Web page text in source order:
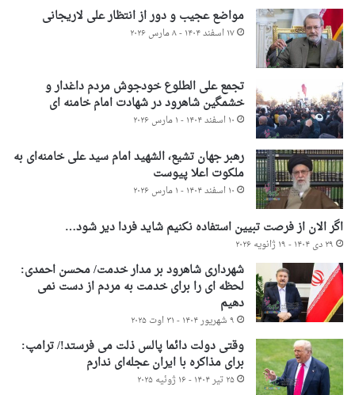
مواضع عجیب و دور از انتظار علی لاریجانی
۱۷ اسفند ۱۴۰۴ - ۸ مارس ۲۰۲۶
تجمع علی الطلوع خودجوش مردم داغدار و
خشمگین شاهرود در شهادت امام خامنه ای
۱۰ اسفند ۱۴۰۴ - ۱ مارس ۲۰۲۶
رهبر جهان تشیع، الشهید امام سید علی خامنه‌ای به
ملکوت اعلا پیوست
۱۰ اسفند ۱۴۰۴ - ۱ مارس ۲۰۲۶
اگر الان از فرصت تبیین استفاده نکنیم شاید فردا دیر شود…
۲۹ دی ۱۴۰۴ - ۱۹ ژانویه ۲۰۲۶
شهرداری شاهرود بر مدار خدمت/ محسن احمدی:
لحظه ای را برای خدمت به مردم از دست نمی
دهیم
۹ شهریور ۱۴۰۴ - ۳۱ اوت ۲۰۲۵
وقتی دولت دائما پالس ذلت می فرستد!/ ترامپ:
برای مذاکره با ایران عجله‌ای ندارم
۲۵ تیر ۱۴۰۴ - ۱۶ ژوئیه ۲۰۲۵